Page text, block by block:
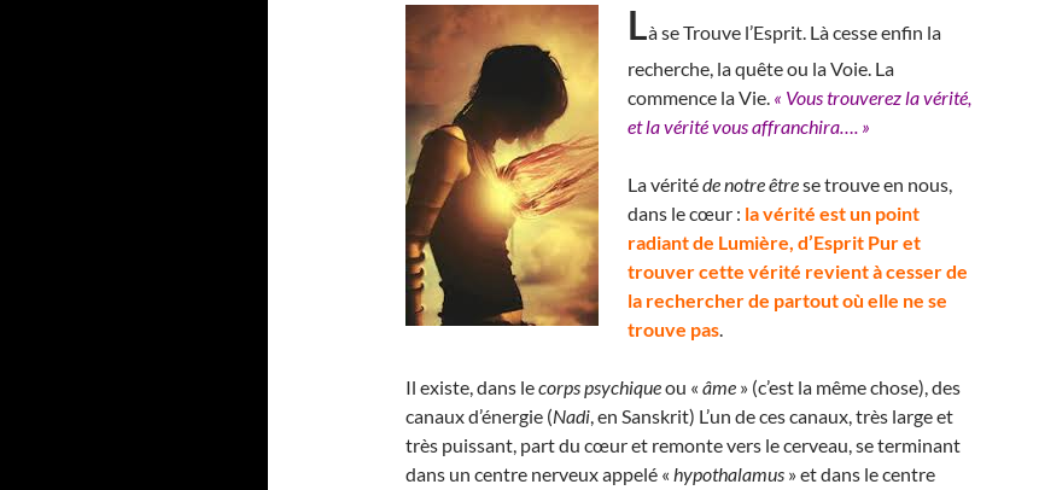
Là se Trouve l’Esprit. Là cesse enfin la
recherche, la quête ou la Voie. La
commence la Vie. « Vous trouverez la vérité,
et la vérité vous affranchira…. »
La véritéde notre êtrese trouve en nous,
dans le cœur : la vérité est un point
radiant de Lumière, d’Esprit Pur et
trouver cette vérité revient à cesser de
la rechercher de partout où elle ne se
trouve pas.
Il existe, dans lecorps psychiqueou « âme » (c’est la même chose), des
canaux d’énergie (Nadi, en Sanskrit) L’un de ces canaux, très large et
très puissant, part du cœur et remonte vers le cerveau, se terminant
dans un centre nerveux appelé « hypothalamus » et dans le centre